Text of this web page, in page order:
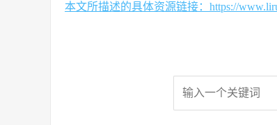
本文所描述的具体资源链接：https://